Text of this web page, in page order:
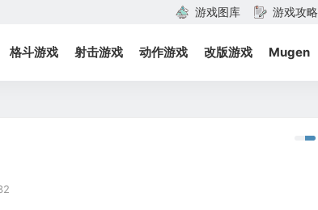
游戏图库 游戏攻略
格斗游戏 射击游戏 动作游戏 改版游戏 Mugen